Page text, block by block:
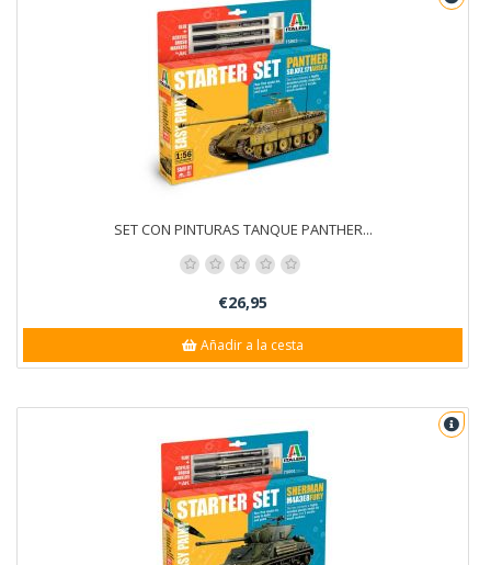
SET CON PINTURAS TANQUE PANTHER...
€26,95
Añadir a la cesta